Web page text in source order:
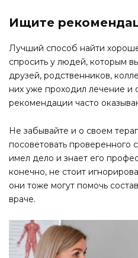
Ищите
Лучший способ найти
спросить у людей, которым
друзей, родственников,
них уже проходил лечение и
рекомендации часто
Не забывайте и о своем
посоветовать проверенного
имел дело и знает его
конечно, не стоит
они тоже могут помочь
враче.